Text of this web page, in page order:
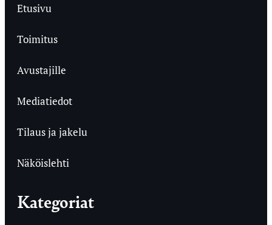
Etusivu
Toimitus
Avustajille
Mediatiedot
Tilaus ja jakelu
Näköislehti
Kategoriat